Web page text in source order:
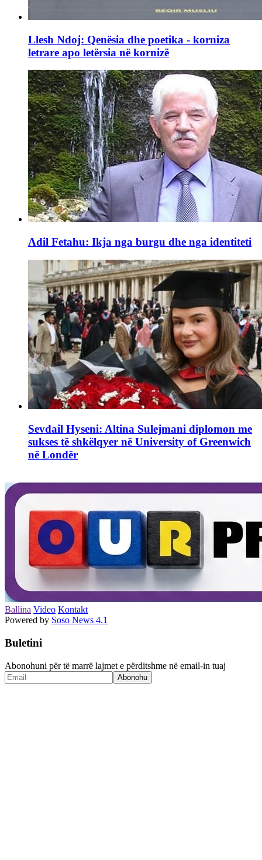
Llesh Ndoj: Qenësia dhe poetika - korniza
letrare apo letërsia në kornizë
Adil Fetahu: Ikja nga burgu dhe nga identiteti
Sevdail Hyseni: Altina Sulejmani diplomon me
sukses të shkëlqyer në University of Greenwich
në Londër
Ballina Video Kontakt
Powered by Soso News 4.1
Buletini
Abonohuni për të marrë lajmet e përditshme në email-in tuaj
Abonohu